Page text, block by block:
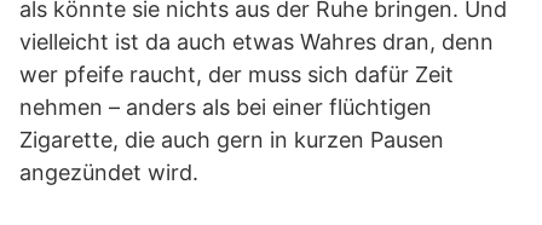
als könnte sie nichts aus der Ruhe bringen. Und
vielleicht ist da auch etwas Wahres dran, denn
wer pfeife raucht, der muss sich dafür Zeit
nehmen – anders als bei einer flüchtigen
Zigarette, die auch gern in kurzen Pausen
angezündet wird.